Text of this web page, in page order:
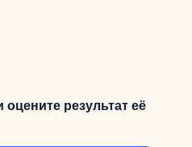
результат её